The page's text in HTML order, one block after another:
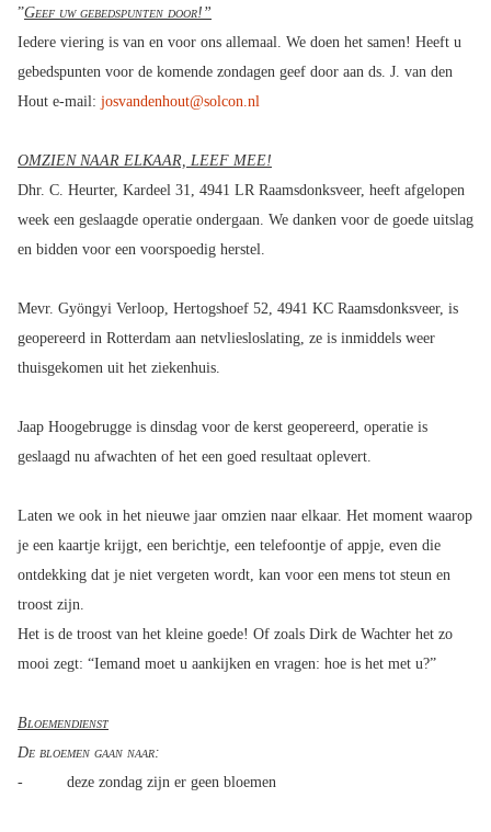
”Geef uw gebedspunten door!”
Iedere viering is van en voor ons allemaal. We doen het samen! Heeft u
gebedspunten voor de komende zondagen geef door aan ds. J. van den
Hout e-mail: josvandenhout@solcon.nl
OMZIEN NAAR ELKAAR, LEEF MEE!
Dhr. C. Heurter, Kardeel 31, 4941 LR Raamsdonksveer, heeft afgelopen
week een geslaagde operatie ondergaan. We danken voor de goede uitslag
en bidden voor een voorspoedig herstel.
Mevr. Gyöngyi Verloop, Hertogshoef 52, 4941 KC Raamsdonksveer, is
geopereerd in Rotterdam aan netvliesloslating, ze is inmiddels weer
thuisgekomen uit het ziekenhuis.
Jaap Hoogebrugge is dinsdag voor de kerst geopereerd, operatie is
geslaagd nu afwachten of het een goed resultaat oplevert.
Laten we ook in het nieuwe jaar omzien naar elkaar. Het moment waarop
je een kaartje krijgt, een berichtje, een telefoontje of appje, even die
ontdekking dat je niet vergeten wordt, kan voor een mens tot steun en
troost zijn.
Het is de troost van het kleine goede! Of zoals Dirk de Wachter het zo
mooi zegt: “Iemand moet u aankijken en vragen: hoe is het met u?”
Bloemendienst
De bloemen gaan naar:
- deze zondag zijn er geen bloemen